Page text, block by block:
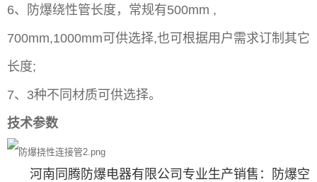
6、防爆绕性管长度，常规有500mm ,
700mm,1000mm可供选择,也可根据用户需求订制其它
长度;
7、3种不同材质可供选择。
技术参数
河南同腾防爆电器有限公司专业生产销售：防爆空